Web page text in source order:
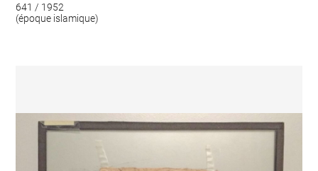
641 / 1952
(époque islamique)